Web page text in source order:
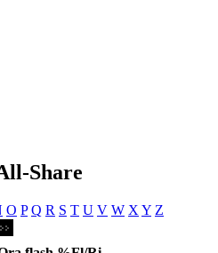
Share
O P Q R S T U V W X Y Z